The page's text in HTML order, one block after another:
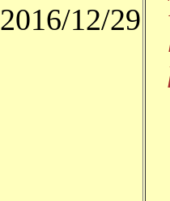
2016/12/29